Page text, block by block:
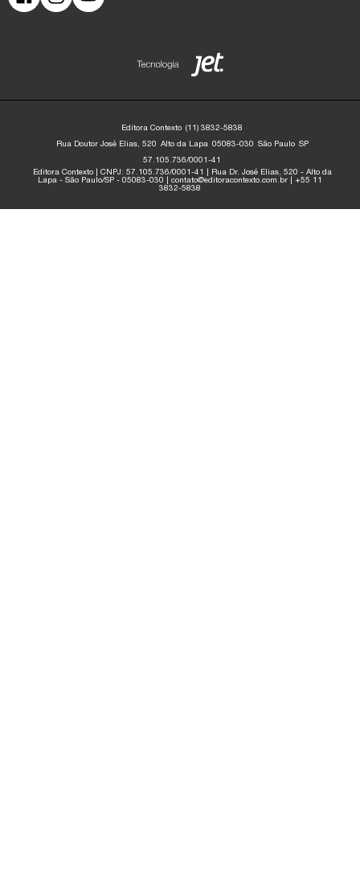
Editora Contexto (11) 3832-5838
Rua Doutor José Elias, 520 Alto da Lapa 05083-030 São Paulo SP
57.105.736/0001-41
Editora Contexto | CNPJ: 57.105.736/0001-41 | Rua Dr. José Elias, 520 - Alto da
Lapa - São Paulo/SP - 05083-030 | contato@editoracontexto.com.br | +55 11
3832-5838